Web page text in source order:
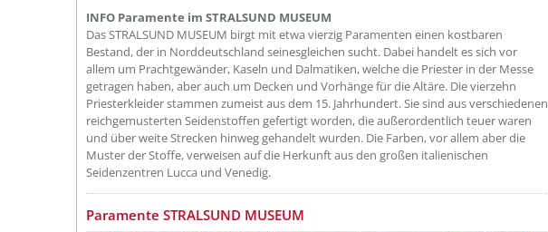
INFO Paramente im STRALSUND MUSEUM
Das STRALSUND MUSEUM birgt mit etwa vierzig Paramenten einen kostbaren
Bestand, der in Norddeutschland seinesgleichen sucht. Dabei handelt es sich vor
allem um Prachtgewänder, Kaseln und Dalmatiken, welche die Priester in der Messe
getragen haben, aber auch um Decken und Vorhänge für die Altäre. Die vierzehn
Priesterkleider stammen zumeist aus dem 15. Jahrhundert. Sie sind aus verschiedenen
reichgemusterten Seidenstoffen gefertigt worden, die außerordentlich teuer waren
und über weite Strecken hinweg gehandelt wurden. Die Farben, vor allem aber die
Muster der Stoffe, verweisen auf die Herkunft aus den großen italienischen
Seidenzentren Lucca und Venedig.
Paramente STRALSUND MUSEUM